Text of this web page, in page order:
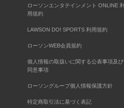
ローソンエンタテインメント ONLINE 利
用規約
LAWSON DO! SPORTS 利用規約
ローソンWEB会員規約
個人情報の取扱いに関する公表事項及び
同意事項
ローソングループ個人情報保護方針
特定商取引法に基づく表記